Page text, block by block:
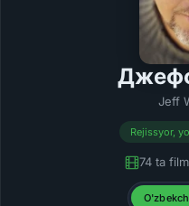
Jeff
Rejissyor,
74 ta film